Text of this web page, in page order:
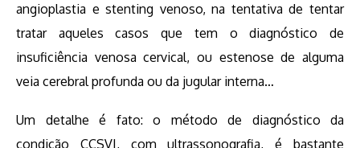
angioplastia e stenting venoso, na tentativa de tentar
tratar aqueles casos que tem o diagnóstico de
insuficiência venosa cervical, ou estenose de alguma
veia cerebral profunda ou da jugular interna…
Um detalhe é fato: o método de diagnóstico da
condição CCSVI, com ultrassonografia, é bastante